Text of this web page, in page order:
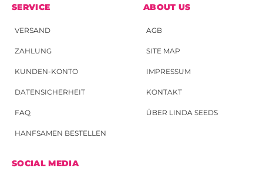
SERVICE
VERSAND
ZAHLUNG
KUNDEN-KONTO
DATENSICHERHEIT
FAQ
HANFSAMEN BESTELLEN
ABOUT US
AGB
SITE MAP
IMPRESSUM
KONTAKT
ÜBER LINDA SEEDS
SOCIAL MEDIA